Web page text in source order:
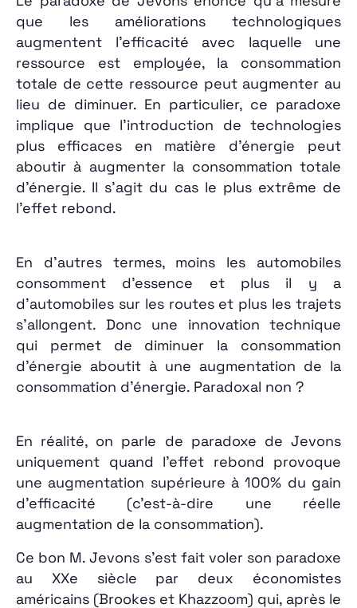
que les améliorations technologiques
augmentent l’efficacité avec laquelle une
ressource est employée, la consommation
totale de cette ressource peut augmenter au
lieu de diminuer. En particulier, ce paradoxe
implique que l’introduction de technologies
plus efficaces en matière d’énergie peut
aboutir à augmenter la consommation totale
d’énergie. Il s’agit du cas le plus extrême de
l’effet rebond.
En d’autres termes, moins les automobiles
consomment d’essence et plus il y a
d’automobiles sur les routes et plus les trajets
s’allongent. Donc une innovation technique
qui permet de diminuer la consommation
d’énergie aboutit à une augmentation de la
consommation d’énergie. Paradoxal non ?
En réalité, on parle de paradoxe de Jevons
uniquement quand l’effet rebond provoque
une augmentation supérieure à 100% du gain
d’efficacité (c’est-à-dire une réelle
augmentation de la consommation).
Ce bon M. Jevons s’est fait voler son paradoxe
au XXe siècle par deux économistes
américains (Brookes et Khazzoom) qui, après le